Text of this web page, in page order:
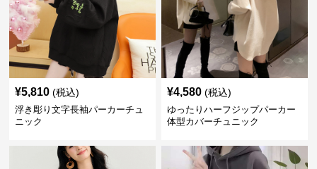
¥5,810 (税込)
浮き彫り文字長袖パーカーチュ
ニック
¥4,580 (税込)
ゆったりハーフジップパーカー
体型カバーチュニック